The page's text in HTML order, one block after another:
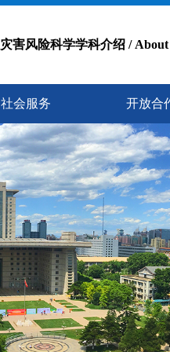
灾害风险科学学科介绍 / About
社会服务 开放合